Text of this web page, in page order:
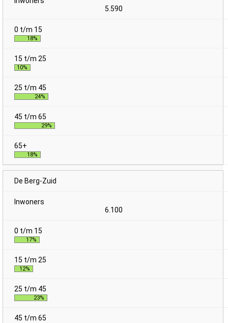
5.590
18%
10%
24%
29%
18%
De Berg-Zuid
6.100
17%
12%
23%